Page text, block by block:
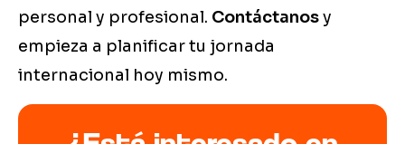
personal y profesional. Contáctanosy
empieza a planificar tu jornada
internacional hoy mismo.